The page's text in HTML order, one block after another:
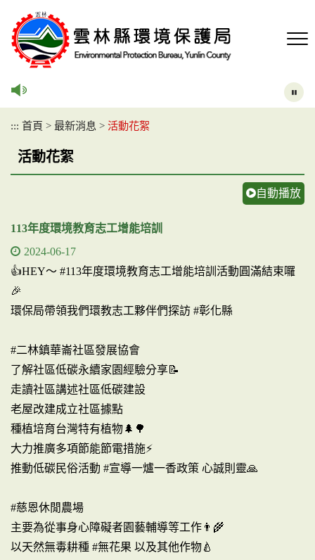
::: 首頁 > 最新消息 > 活動花絮
活動花絮
自動播放
113年度環境教育志工增能培訓
2024-06-17
👍HEY～ #113年度環境教育志工增能培訓活動圓滿結束囉
🎉
環保局帶領我們環教志工夥伴們探訪 #彰化縣
#二林鎮華崙社區發展協會
了解社區低碳永續家園經驗分享📝
走讀社區講述社區低碳建設
老屋改建成立社區據點
種植培育台灣特有植物🌲🌳
大力推廣多項節能節電措施⚡
推動低碳民俗活動 #宣導一爐一香政策 心誠則靈🙏
#慈恩休閒農場
主要為從事身心障礙者園藝輔導等工作👨🌾
以天然無毒耕種 #無花果 以及其他作物🍐